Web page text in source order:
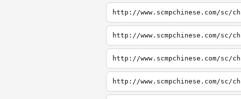
http://www.scmpchinese.com/sc/
http://www.scmpchinese.com/sc/
http://www.scmpchinese.com/sc/
http://www.scmpchinese.com/sc/